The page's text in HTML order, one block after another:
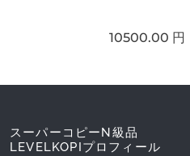
10500.00 円
スーパーコピーN級品
LEVELKOPIプロフィール